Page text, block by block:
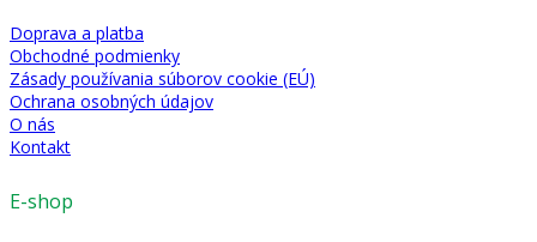
Doprava a platba
Obchodné podmienky
Zásady používania súborov cookie (EÚ)
Ochrana osobných údajov
O nás
Kontakt
E-shop